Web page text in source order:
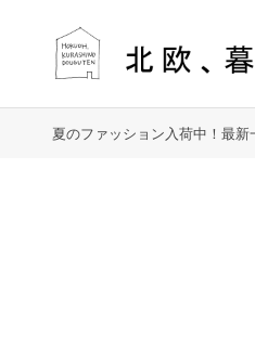
夏のファッション入荷中！最